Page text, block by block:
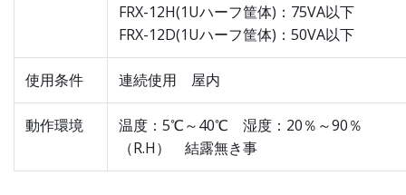
FRX-12H(1Uハーフ筐体)：75VA以下
FRX-12D(1Uハーフ筐体)：50VA以下
使用条件 連続使用 屋内
動作環境
温度：5℃～40℃ 湿度：20％～90％
（R.H） 結露無き事